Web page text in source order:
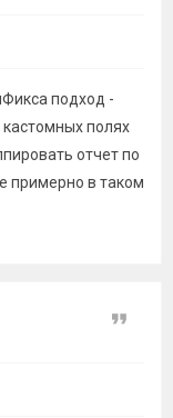
подход -
полях
отчет по
примерно в таком
Цитата